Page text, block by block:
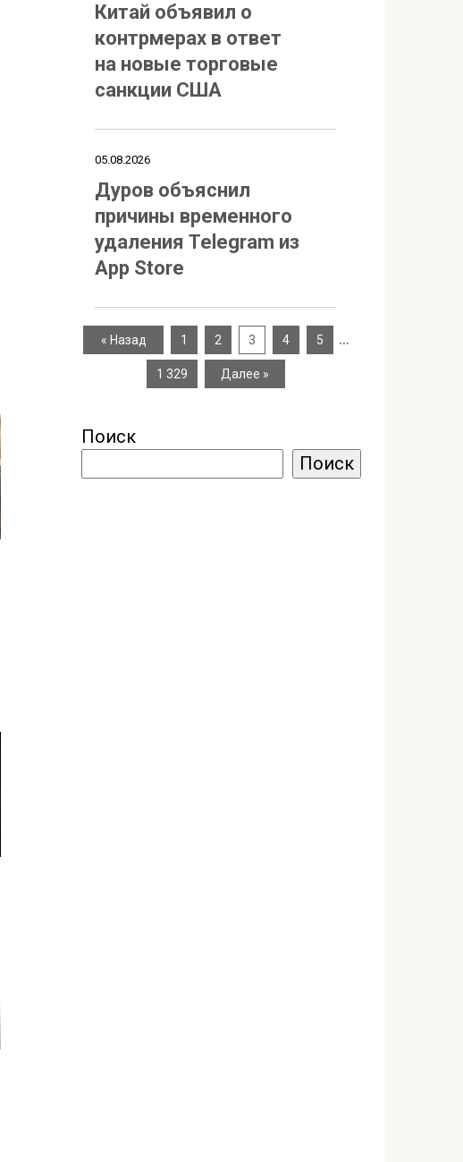
Китай объявил о
контрмерах в ответ
на новые торговые
санкции США
05.08.2026
Дуров объяснил
причины временного
удаления Telegram из
App Store
« Назад 1 2 3 4 5 …
1 329 Далее »
Поиск
Поиск